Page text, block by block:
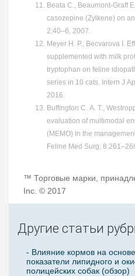
Beata C., Beaumont-Graff
casozepine (Zylkene) on
2:40–6, 2007.
Meyer H. P., Becvarova I.
supplemented with milk
tryptophan on feline
series in 10 cats. Intern J
2016.
Buffington C. A. T.,
evaluation of multimodal
(MEMO) in the
Feline Med Surg;
™ Торговые марки,
Inc. © 2017
Другие статьи
- Влияние кормов на
показатели липидного и
полицейских собак (обзор)